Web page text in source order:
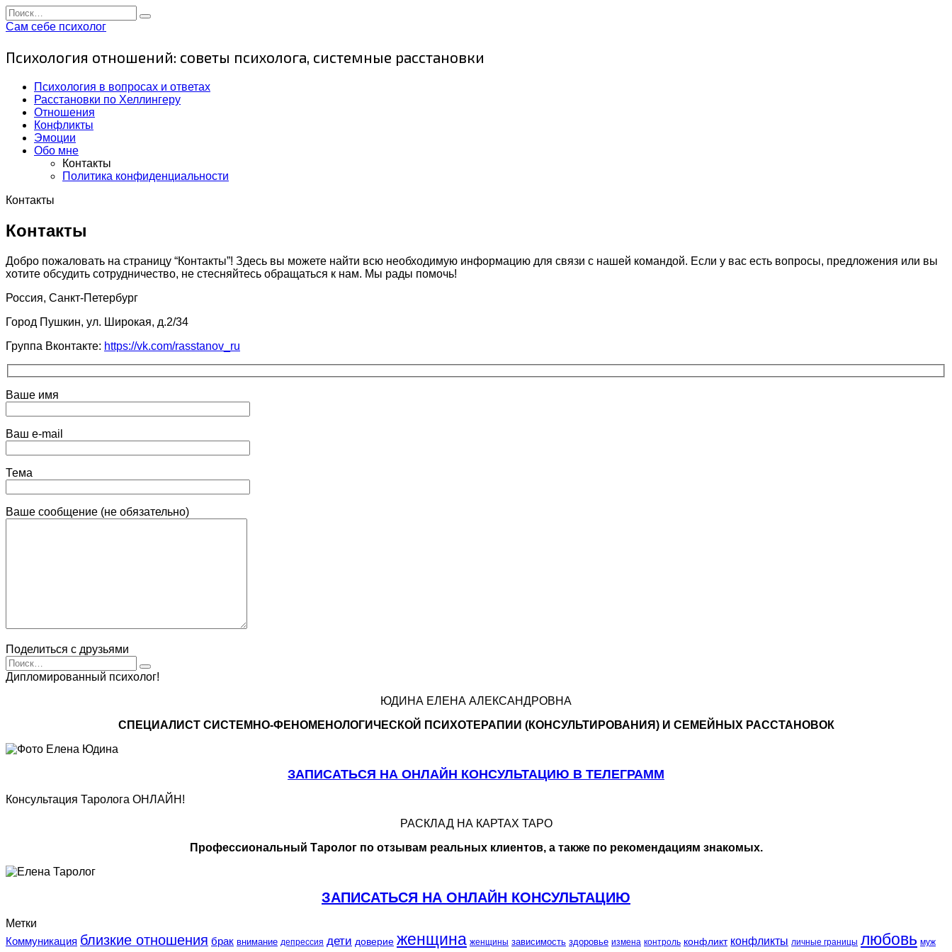
Перейти
к
Search
for:
Сам себе психолог
Психология отношений: советы психолога, системные расстановки
Психология в вопросах и ответах
Расстановки по Хеллингеру
Отношения
Конфликты
Эмоции
Обо мне
Контакты
Политика конфиденциальности
Контакты
Контакты
Добро пожаловать на страницу “Контакты”! Здесь вы можете найти всю необходимую информацию для связи с нашей командой. Если у вас есть вопросы, предложения или вы
хотите обсудить сотрудничество, не стесняйтесь обращаться к нам. Мы рады помочь!
Россия, Санкт-Петербург
Город Пушкин, ул. Широкая, д.2/34
Группа Вконтакте: https://vk.com/rasstanov_ru
Ваше имя
Ваш e-mail
Тема
Ваше сообщение (не обязательно)
Поделиться с друзьями
Search
for:
Дипломированный психолог!
ЮДИНА ЕЛЕНА АЛЕКСАНДРОВНА
СПЕЦИАЛИСТ CИСТЕМНО-ФЕНОМЕНОЛОГИЧЕСКОЙ ПСИХОТЕРАПИИ (КОНСУЛЬТИРОВАНИЯ) И СЕМЕЙНЫХ РАССТАНОВОК
ЗАПИСАТЬСЯ НА ОНЛАЙН КОНСУЛЬТАЦИЮ В ТЕЛЕГРАММ
Консультация Таролога ОНЛАЙН!
РАСКЛАД НА КАРТАХ ТАРО
Профессиональный Таролог по отзывам реальных клиентов, а также по рекомендациям знакомых.
ЗАПИСАТЬСЯ НА ОНЛАЙН КОНСУЛЬТАЦИЮ
Метки
Коммуникация близкие отношения брак внимание депрессия дети доверие женщина женщины зависимость здоровье измена контроль конфликт конфликты личные границы любовь муж